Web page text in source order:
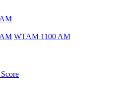
WTAM 1100 AM